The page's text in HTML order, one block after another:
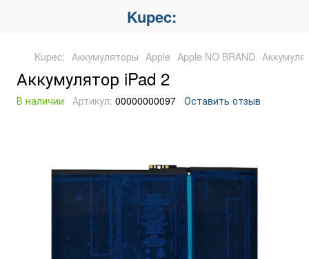
Kupec:
Kupec: Аккумуляторы Apple Apple NO BRAND
Аккумулятор iPad 2
В наличии Артикул: 00000000097 Оставить отзыв